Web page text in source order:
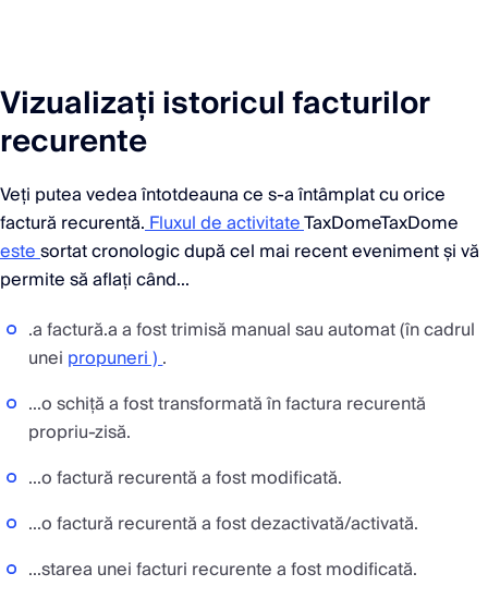
Vizualizați istoricul facturilor
recurente
Veți putea vedea întotdeauna ce s-a întâmplat cu orice
factură recurentă.Fluxul de activitateTaxDomeTaxDome
estesortat cronologic după cel mai recent eveniment și vă
permite să aflați când...
.a factură.a a fost trimisă manual sau automat (în cadrul
unei propuneri ).
...o schiță a fost transformată în factura recurentă
propriu-zisă.
...o factură recurentă a fost modificată.
...o factură recurentă a fost dezactivată/activată.
...starea unei facturi recurente a fost modificată.